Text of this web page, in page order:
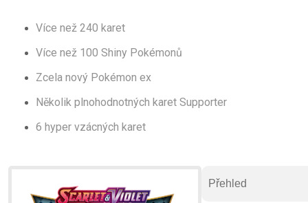
Více než 240 karet
Více než 100 Shiny Pokémonů
Zcela nový Pokémon ex
Několik plnohodnotných karet Supporter
6 hyper vzácných karet
Přehled